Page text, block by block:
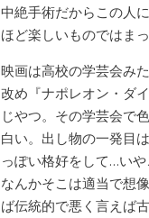
中絶手術だからこの人
ほど楽しいものではまっ
映画は高校の学芸会み
改め『ナポレオン・ダ
じやつ。その学芸会で
白い。出し物の一発目
っぽい格好をして…い
なんかそこは適当で想
ば伝統的で悪く言えば